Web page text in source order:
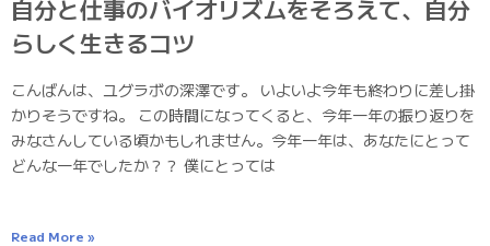
自分と仕事のバイオリズムをそろえて、自分
らしく生きるコツ
こんばんは、ユグラボの深澤です。 いよいよ今年も終わりに差し掛
かりそうですね。 この時間になってくると、今年一年の振り返りを
みなさんしている頃かもしれません。今年一年は、あなたにとって
どんな一年でしたか？？ 僕にとっては
Read More »